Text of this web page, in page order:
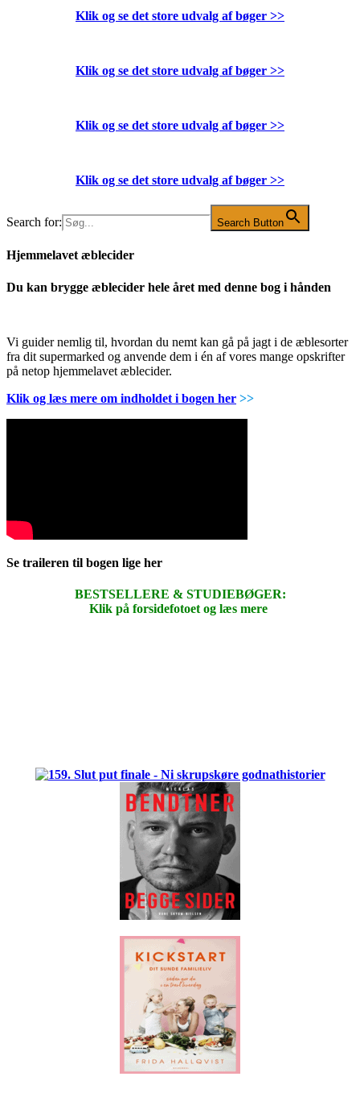
Klik og se det store udvalg af bøger >>
Klik og se det store udvalg af bøger >>
Klik og se det store udvalg af bøger >>
Klik og se det store udvalg af bøger >>
Search for: Search Button
Hjemmelavet æblecider
Du kan brygge æblecider hele året med denne bog i hånden
Vi guider nemlig til, hvordan du nemt kan gå på jagt i de æblesorter
fra dit supermarked og anvende dem i én af vores mange opskrifter
på netop hjemmelavet æblecider.
Klik og læs mere om indholdet i bogen her >>
Se traileren til bogen lige her
BESTSELLERE & STUDIEBØGER:
Klik på forsidefotoet og læs mere